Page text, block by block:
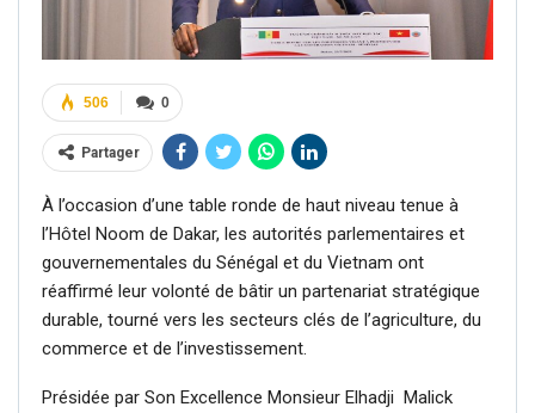
0
506
Partager
À l’occasion d’une table ronde de haut niveau tenue à
l’Hôtel Noom de Dakar, les autorités parlementaires et
gouvernementales du Sénégal et du Vietnam ont
réaffirmé leur volonté de bâtir un partenariat stratégique
durable, tourné vers les secteurs clés de l’agriculture, du
commerce et de l’investissement.
Présidée par Son Excellence Monsieur Elhadji Malick